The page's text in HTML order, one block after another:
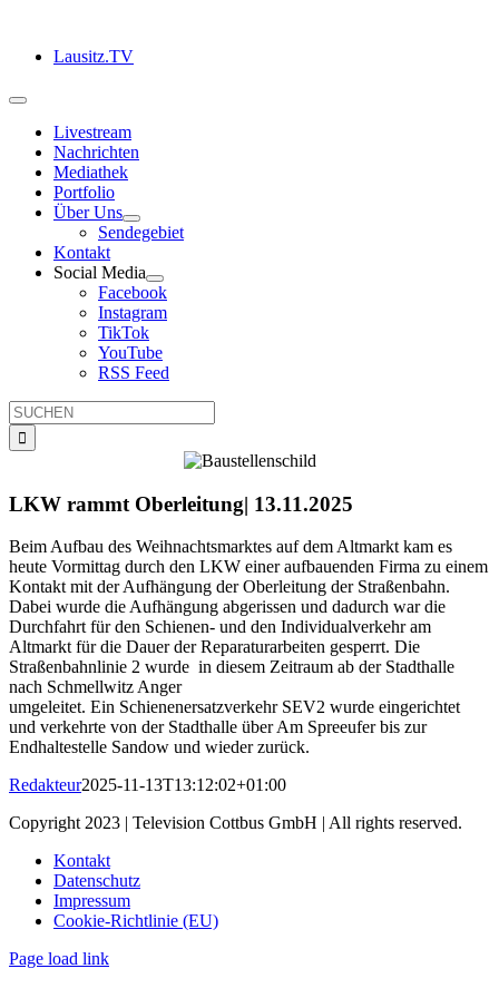
springenLausitz.TV
Toggle
NavigationLivestream
Nachrichten
Mediathek
Portfolio
Über Uns
Sendegebiet
Kontakt
Social Media
Facebook
Instagram
TikTok
YouTube
RSS Feed
Suche
nach:
LKW rammt Oberleitung| 13.11.2025
Beim Aufbau des Weihnachtsmarktes auf dem Altmarkt kam es
heute Vormittag durch den LKW einer aufbauenden Firma zu einem
Kontakt mit der Aufhängung der Oberleitung der Straßenbahn.
Dabei wurde die Aufhängung abgerissen und dadurch war die
Durchfahrt für den Schienen- und den Individualverkehr am
Altmarkt für die Dauer der Reparaturarbeiten gesperrt. Die
Straßenbahnlinie 2 wurde in diesem Zeitraum ab der Stadthalle
nach Schmellwitz Anger
umgeleitet. Ein Schienenersatzverkehr SEV2 wurde eingerichtet
und verkehrte von der Stadthalle über Am Spreeufer bis zur
Endhaltestelle Sandow und wieder zurück.
Redakteur2025-11-13T13:12:02+01:00
Copyright 2023 | Television Cottbus GmbH | All rights reserved.
Kontakt
Datenschutz
Impressum
Cookie-Richtlinie (EU)
Page load link